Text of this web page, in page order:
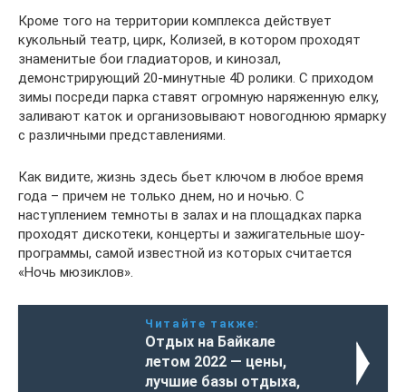
Кроме того на территории комплекса действует
кукольный театр, цирк, Колизей, в котором проходят
знаменитые бои гладиаторов, и кинозал,
демонстрирующий 20-минутные 4D ролики. С приходом
зимы посреди парка ставят огромную наряженную елку,
заливают каток и организовывают новогоднюю ярмарку
с различными представлениями.
Как видите, жизнь здесь бьет ключом в любое время
года – причем не только днем, но и ночью. С
наступлением темноты в залах и на площадках парка
проходят дискотеки, концерты и зажигательные шоу-
программы, самой известной из которых считается
«Ночь мюзиклов».
Читайте также:
Отдых на Байкале
летом 2022 — цены,
лучшие базы отдыха,